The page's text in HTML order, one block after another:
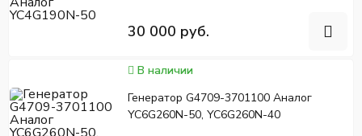
30 000 руб.
В наличии
Генератор G4709-3701100 Аналог
YC6G260N-50, YC6G260N-40